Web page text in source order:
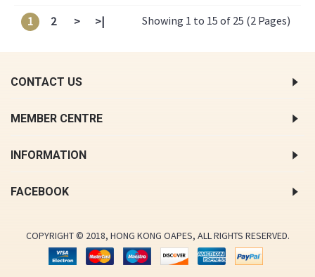
1 2 > >| Showing 1 to 15 of 25 (2 Pages)
CONTACT US
MEMBER CENTRE
INFORMATION
FACEBOOK
COPYRIGHT © 2018, HONG KONG OAPES, ALL RIGHTS RESERVED.